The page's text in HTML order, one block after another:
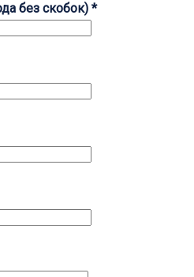
без скобок) *